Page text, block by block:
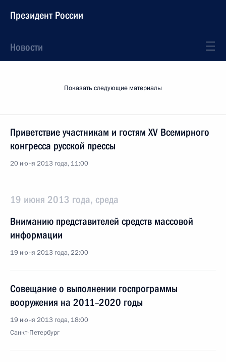
Президент России
Новости
Показать следующие материалы
Приветствие участникам и гостям XV Всемирного
конгресса русской прессы
20 июня 2013 года, 11:00
19 июня 2013 года, среда
Вниманию представителей средств массовой
информации
19 июня 2013 года, 22:00
Совещание о выполнении госпрограммы
вооружения на 2011–2020 годы
19 июня 2013 года, 18:00
Санкт-Петербург